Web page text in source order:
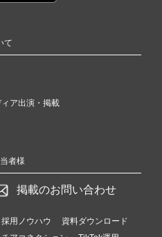
て
ィア出演・掲載
者様
掲載のお問い合わせ
採用ノウハウ
資料ダウンロード